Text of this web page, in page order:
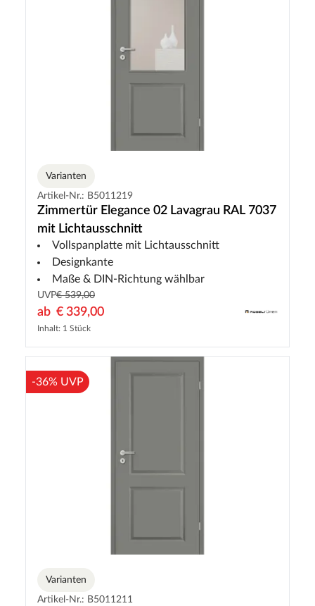
Varianten
Artikel-Nr.: B5011219
Zimmertür Elegance 02 Lavagrau RAL 7037
mit Lichtausschnitt
Vollspanplatte mit Lichtausschnitt
Designkante
Maße & DIN-Richtung wählbar
UVP€ 539,00
ab € 339,00
Inhalt: 1 Stück
-36% UVP
Varianten
Artikel-Nr.: B5011211